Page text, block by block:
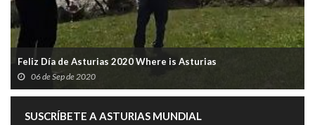
Feliz Día de Asturias 2020 Where is Asturias
06 de Sep de 2020
SUSCRÍBETE A ASTURIAS MUNDIAL